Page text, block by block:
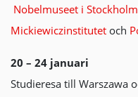
Nobelmuseet i Stockholm
Mickiewiczinstitutet och
20 – 24 januari
Studieresa till Warszawa